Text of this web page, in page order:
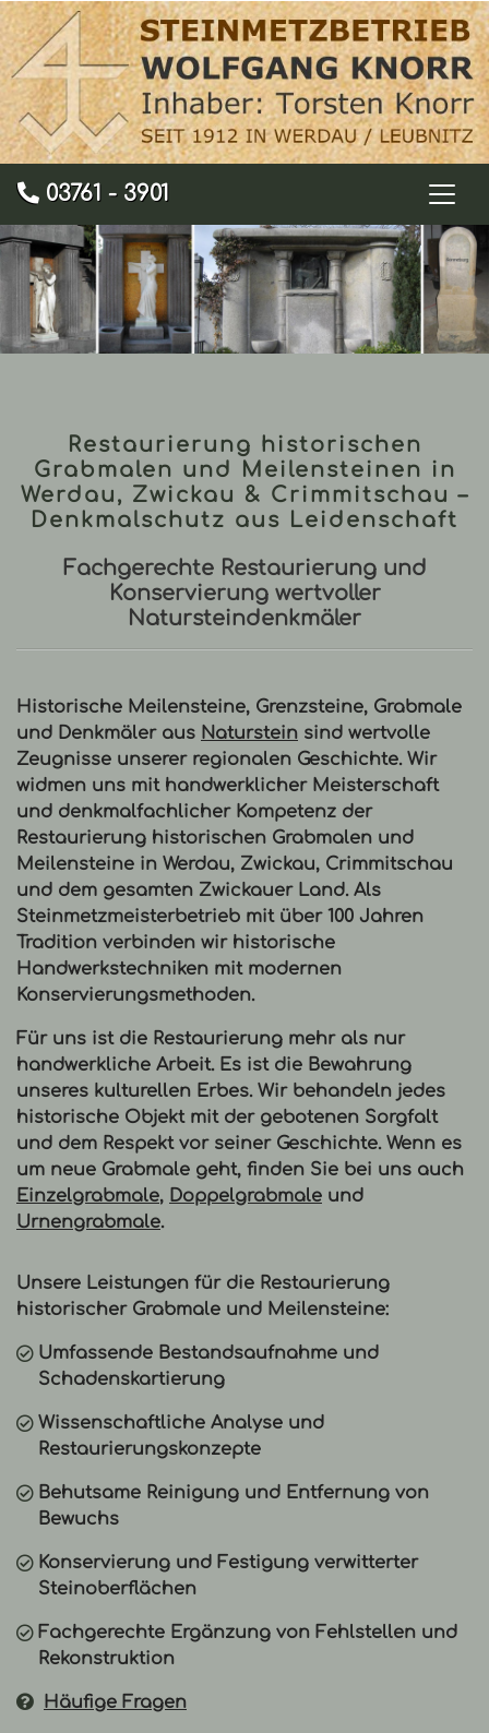
03761 - 3901
Restaurierung historischen
Grabmalen und Meilensteinen in
Werdau, Zwickau & Crimmitschau –
Denkmalschutz aus Leidenschaft
Fachgerechte Restaurierung und
Konservierung wertvoller
Natursteindenkmäler
Historische Meilensteine, Grenzsteine, Grabmale
und Denkmäler aus Naturstein sind wertvolle
Zeugnisse unserer regionalen Geschichte. Wir
widmen uns mit handwerklicher Meisterschaft
und denkmalfachlicher Kompetenz der
Restaurierung historischen Grabmalen und
Meilensteine in Werdau, Zwickau, Crimmitschau
und dem gesamten Zwickauer Land. Als
Steinmetzmeisterbetrieb mit über 100 Jahren
Tradition verbinden wir historische
Handwerkstechniken mit modernen
Konservierungsmethoden.
Für uns ist die Restaurierung mehr als nur
handwerkliche Arbeit. Es ist die Bewahrung
unseres kulturellen Erbes. Wir behandeln jedes
historische Objekt mit der gebotenen Sorgfalt
und dem Respekt vor seiner Geschichte. Wenn es
um neue Grabmale geht, finden Sie bei uns auch
Einzelgrabmale, Doppelgrabmale und
Urnengrabmale.
Unsere Leistungen für die Restaurierung
historischer Grabmale und Meilensteine:
Umfassende Bestandsaufnahme und
Schadenskartierung
Wissenschaftliche Analyse und
Restaurierungskonzepte
Behutsame Reinigung und Entfernung von
Bewuchs
Konservierung und Festigung verwitterter
Steinoberflächen
Fachgerechte Ergänzung von Fehlstellen und
Rekonstruktion
Häufige Fragen